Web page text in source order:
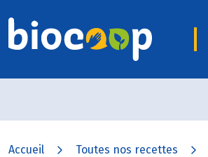
Accueil Toutes nos recettes